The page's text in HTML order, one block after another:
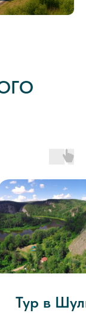
Тур в